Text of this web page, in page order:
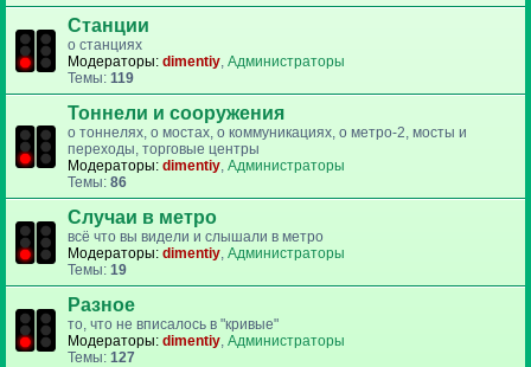
Станции
о станциях
Модераторы: dimentiy, Администраторы
Темы: 119
Тоннели и сооружения
о тоннелях, о мостах, о коммуникациях, о метро-2, мосты и
переходы, торговые центры
Модераторы: dimentiy, Администраторы
Темы: 86
Случаи в метро
всё что вы видели и слышали в метро
Модераторы: dimentiy, Администраторы
Темы: 19
Разное
то, что не вписалось в "кривые"
Модераторы: dimentiy, Администраторы
Темы: 127